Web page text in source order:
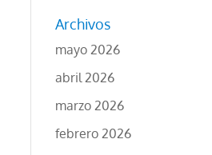
Archivos
mayo 2026
abril 2026
marzo 2026
febrero 2026